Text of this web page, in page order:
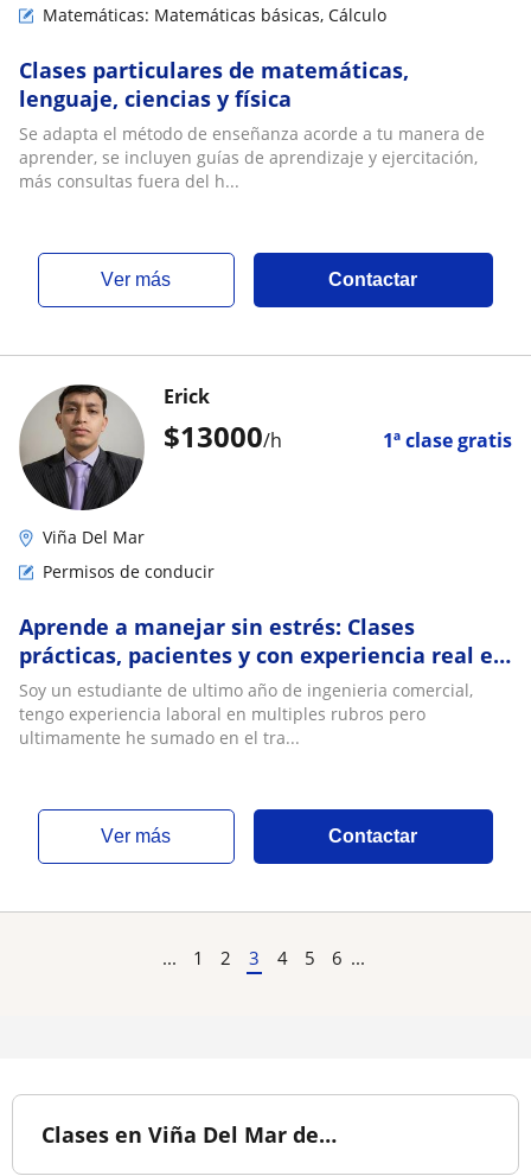
Matemáticas: Matemáticas básicas, Cálculo
Clases particulares de matemáticas,
lenguaje, ciencias y física
Se adapta el método de enseñanza acorde a tu manera de
aprender, se incluyen guías de aprendizaje y ejercitación,
más consultas fuera del h...
ver más Contactar
$13000/h 1ª clase gratis
Erick
Viña Del Mar
Permisos de conducir
Aprende a manejar sin estrés: Clases
prácticas, pacientes y con experiencia real en
la calle
Soy un estudiante de ultimo año de ingenieria comercial,
tengo experiencia laboral en multiples rubros pero
ultimamente he sumado en el tra...
ver más Contactar
... 1 2 3 4 5 6 ...
Clases en Viña Del Mar de…